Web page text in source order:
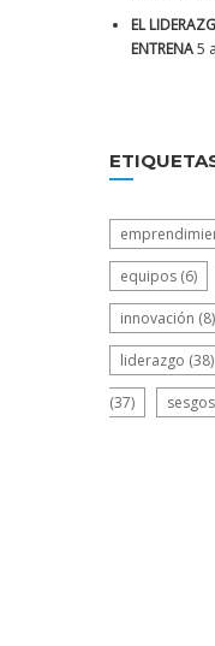
EL
ENTRENA5
equipos (6)
innovación (8)
liderazgo (38)
(37) sesgos